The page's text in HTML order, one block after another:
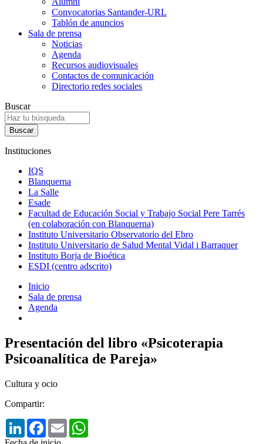
Convocatorias Santander-URL
Tablón de anuncios
Sala de prensa
Noticias
Agenda
Recursos audiovisuales
Contactos de comunicación
Directorio redes sociales
Buscar
Instituciones
IQS
Blanquerna
La Salle
Esade
Facultad de Educación Social y Trabajo Social Pere Tarrés
(en colaboración con Blanquerna)
Instituto Universitario Observatorio del Ebro
Instituto Universitario de Salud Mental Vidal i Barraquer
Instituto Borja de Bioética
ESDI (centro adscrito)
Inicio
Sala de prensa
Agenda
Presentación del libro «Psicoterapia
Psicoanalítica de Pareja»
Cultura y ocio
Compartir:
LinkedInFacebook
Email